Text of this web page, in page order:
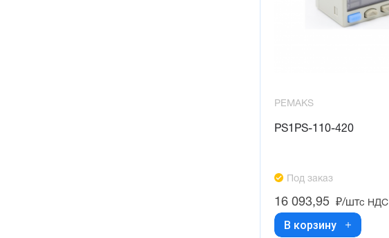
PEMAKS
PS1PS-110-420
Под заказ
16 093,95 ₽/штс НДС
В корзину